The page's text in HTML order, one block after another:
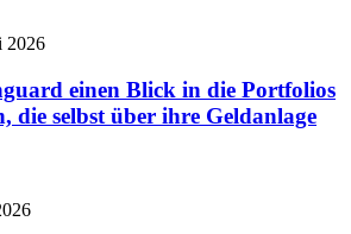
2026
einen Blick in die Portfolios
die selbst über ihre Geldanlage